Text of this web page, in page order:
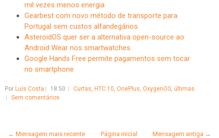
mil vezes menos energia
Gearbest com novo método de transporte para
Portugal sem custos alfandegários
AsteroidOS quer ser a alternativa open-source ao
Android Wear nos smartwatches
Google Hands Free permite pagamentos sem tocar
no smartphone
Por Luís Costa 18:50 Curtas, HTC 10, OnePlus, OxygenOS, últimas
Sem comentários
← Mensagem mais recente Mensagem antiga →
Página inicial